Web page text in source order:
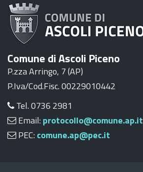
Comune di Ascoli Piceno
P.zza Arringo, 7 (AP)
P.Iva/Cod.Fisc. 00229010442
Tel. 0736 2981
Email: protocollo@comune.ap.it
PEC: comune.ap@pec.it